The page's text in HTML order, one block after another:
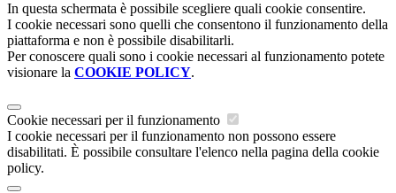
In questa schermata è possibile scegliere quali cookie consentire.
I cookie necessari sono quelli che consentono il funzionamento della
piattaforma e non è possibile disabilitarli.
Per conoscere quali sono i cookie necessari al funzionamento potete
visionare la COOKIE POLICY.
Cookie necessari per il funzionamento
I cookie necessari per il funzionamento non possono essere
disabilitati. È possibile consultare l'elenco nella pagina della cookie
policy.